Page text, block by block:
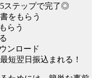
ステップで完了◎
をもらう
らう
ンロード
短翌日振込まれる！